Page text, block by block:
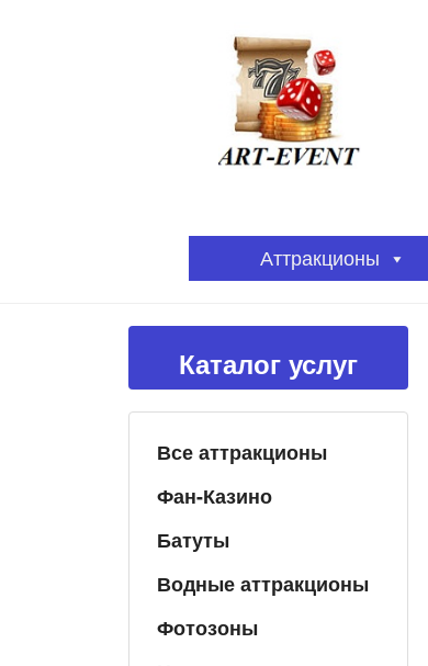
Аттракционы
Каталог услуг
Все аттракционы
Фан-Казино
Батуты
Водные аттракционы
Фотозоны